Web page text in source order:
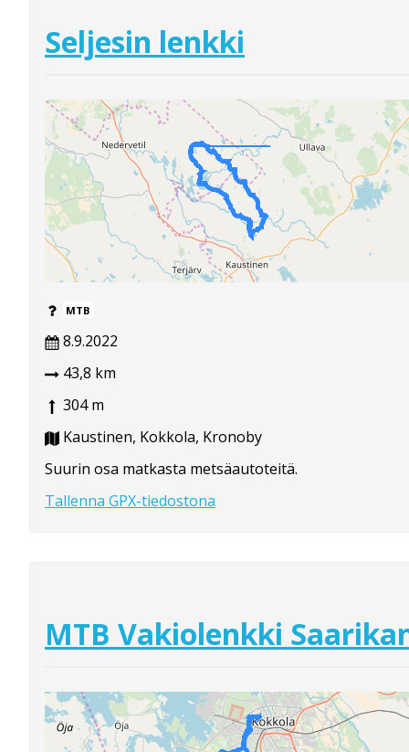
Seljesin lenkki
MTB
8.9.2022
43,8 km
304 m
Kaustinen, Kokkola, Kronoby
Suurin osa matkasta metsäautoteitä.
Tallenna GPX-tiedostona
MTB Vakiolenkki